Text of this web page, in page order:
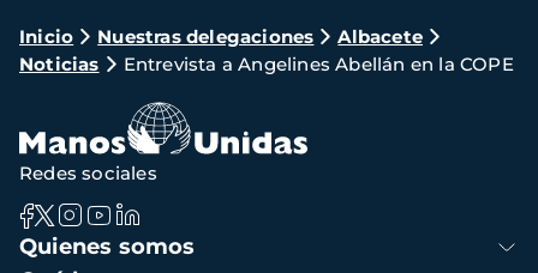
Ruta
de
navegación
Inicio Nuestras delegaciones
Albacete
Noticias
Entrevista a Angelines Abellán en la COPE
Navegación
principal
Quienes somos
Redes sociales